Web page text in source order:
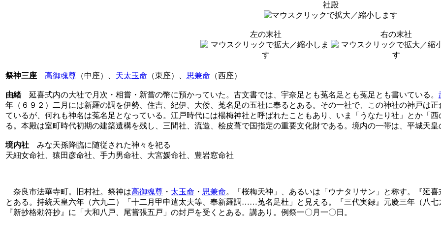
社殿
左の末社 右の末社
祭神三座 高御魂尊 （中座）、 天太玉命 （東座）、 思兼命 （西座）
由緒延喜式内の大社で月次・相嘗・新嘗の幣に預かっていた。古文書では、宇奈足とも菟名足とも菟足とも書いている。
年（６９２）二月には新羅の調を伊勢、住吉、紀伊、大倭、菟名足の五社に奉るとある。その一社で、この神社の神戸は
ているが、何れも神名は菟名足となっている。江戸時代には楊梅神社と呼ばれたこともあり、いま「うなたり社」とか「
る。本殿は室町時代初期の建築遺構を残し、三間社、流造、桧皮葺で国指定の重要文化財である。境内の一帯は、平城天
境内社 みな天孫降臨に随従された神々を祀る
天細女命社、猿田彦命社、手力男命社、大宮媛命社、豊岩窓命社
奈良市法華寺町。旧村社。祭神は高御魂尊 ・ 太玉命 ・ 思兼命。「桜梅天神」、あるいは「ウナタリサン」と称す。『延
とある。持統天皇六年（六九二）「十二月甲申遣太夫等、奉新羅調……菟名足杜」と見える。『三代実録』元慶三年（八七
『新抄格勅符抄』に「大和八戸、尾嘗張五戸」の封戸を受くとある。講あり。例祭一〇月一〇日。